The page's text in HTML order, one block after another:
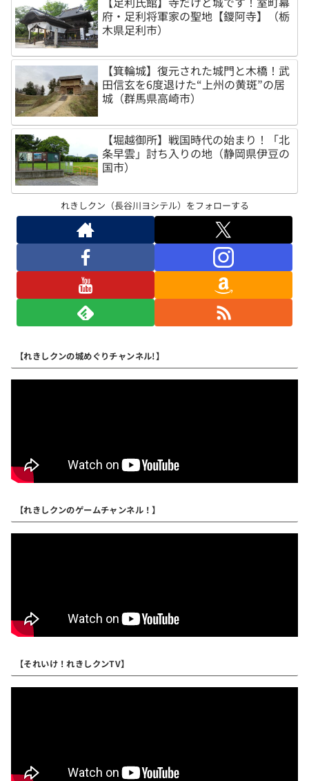
府・足利将軍家の聖地【鑁阿寺】（栃
木県足利市）
【箕輪城】復元された城門と木橋！武
田信玄を6度退けた“上州の黄斑”の居
城（群馬県高崎市）
【堀越御所】戦国時代の始まり！「北
条早雲」討ち入りの地（静岡県伊豆の
国市）
れきしクン（長谷川ヨシテル）をフォローする
【れきしクンの城めぐりチャンネル!】
【れきしクンのゲームチャンネル！】
【それいけ！れきしクンTV】